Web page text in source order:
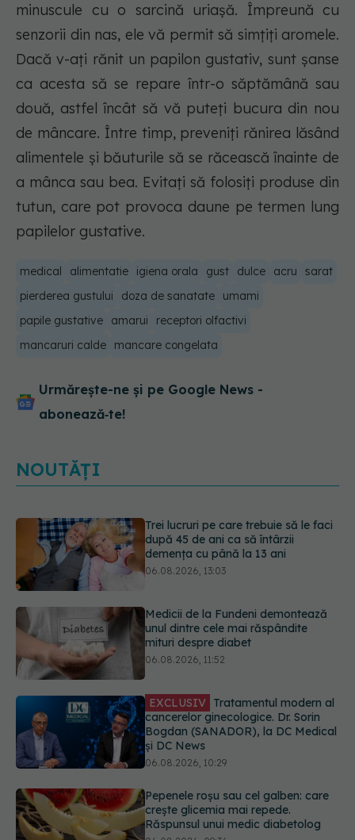
minuscule cu o sarcină uriașă. Împreună cu
senzorii din nas, ele vă permit să simțiți aromele.
Dacă v-ați rănit un papilon gustativ, sunt șanse
ca acesta să se repare într-o săptămână sau
două, astfel încât să vă puteți bucura din nou
de mâncare. Între timp, preveniți rănirea lăsând
alimentele și băuturile să se răcească înainte de
a mânca sau bea. Evitați să folosiți produse din
tutun, care pot provoca daune pe termen lung
papilelor gustative.
medical alimentatie igiena orala gust dulce acru
sarat
pierderea gustului
doza de sanatate
umami
papile gustative
amarui
receptori olfactivi
mancaruri calde
mancare congelata
Urmărește-ne și pe Google News -
abonează‑te!
NOUTĂȚI
Medicii de la Fundeni demontează
unul dintre cele mai răspândite
mituri despre diabet
06.08.2026, 11:52
EXCLUSIV Tratamentul modern al
cancerelor ginecologice. Dr. Sorin
Bogdan (SANADOR), la DC Medical
și DC News
Pepenele roșu sau cel galben: care
crește glicemia mai repede.
Răspunsul unui medic diabetolog
06.08.2026, 09:36
Adevărul despre tratamentul cu
doze mari de Vitamina D în cancerul
colorectal